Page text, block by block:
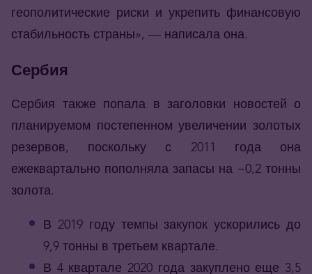
геополитические риски и укрепить финансовую
стабильность страны», — написала она.
Сербия
Сербия также попала в заголовки новостей о
планируемом постепенном увеличении золотых
резервов, поскольку с 2011 года она
ежеквартально пополняла запасы на ~0,2 тонны
золота.
В 2019 году темпы закупок ускорились до
9,9 тонны в третьем квартале.
В 4 квартале 2020 года закуплено еще 3,5